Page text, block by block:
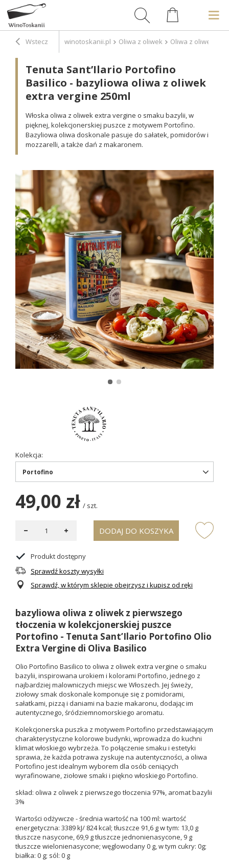
Wstecz winotoskanii.pl Oliwa z oliwek Oliwa z oliwek
Tenuta Sant’Ilario Portofino
Basilico - bazyliowa oliwa z oliwek
extra vergine 250ml
Włoska oliwa z oliwek extra vergine o smaku bazylii, w
pięknej, kolekcjonerskiej puszce z motywem Portofino.
Bazyliowa oliwa doskonale pasuje do sałatek, pomidorów i
mozzarelli, a także dań z makaronem.
Kolekcja
Portofino
49,00 zł / szt.
DODAJ DO KOSZYKA
Produkt dostępny
Sprawdź koszty wysyłki
Sprawdź, w którym sklepie obejrzysz i kupisz od ręki
bazyliowa oliwa z oliwek z pierwszego
tłoczenia w kolekcjonerskiej puszce
Portofino - Tenuta Sant’Ilario Portofino Olio
Extra Vergine di Oliva Basilico
Olio Portofino Basilico to oliwa z oliwek extra vergine o smaku
bazylii, inspirowana urokiem i kolorami Portofino, jednego z
najbardziej malowniczych miejsc we Włoszech. Jej świeży,
ziołowy smak doskonale komponuje się z pomidorami,
sałatkami, pizzą i daniami na bazie makaronu, dodając im
autentycznego, śródziemnomorskiego aromatu.
Kolekcjonerska puszka z motywem Portofino przedstawiającym
charakterystyczne kolorowe budynki, wprowadza do kuchni
klimat włoskiego wybrzeża. To połączenie smaku i estetyki
sprawia, że każda potrawa zyskuje na autentyczności, a oliwa
Portofino jest idealnym wyborem dla osób ceniących
wyrafinowane, ziołowe smaki i piękno włoskiego Portofino.
skład: oliwa z oliwek z pierwszego tłoczenia 97%, aromat bazylii
3%
Wartości odżywcze - średnia wartość na 100 ml: wartość
energetyczna: 3389 kJ/ 824 kcal; tłuszcze 91,6 g w tym: 13,0 g
tłuszcze nasycone, 69,9 g tłuszcze jednonienasycone, 9 g
tłuszcze wielonienasycone; węglowodany 0 g, w tym cukry: 0g;
białka: 0 g; sól: 0 g